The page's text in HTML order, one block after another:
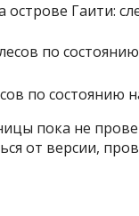
острове Гаити:
по состоянию
пока не
от версии,